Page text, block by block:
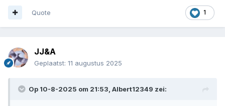
1
Quote
JJ&A
Geplaatst: 11 augustus 2025
Op 10-8-2025 om 21:53, Albert12349 zei: